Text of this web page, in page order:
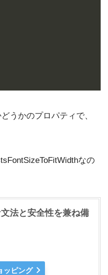
うかのプロパティで、
なの
法と安全性を兼ね備
ッピング